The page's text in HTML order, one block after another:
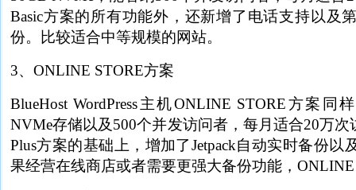
Basic方案的所有功能外，还新增了电话支持以及
份。比较适合中等规模的网站。
3、ONLINE STORE方案
BlueHost WordPress主机ONLINE STORE方案同
NVMe存储以及500个并发访问者，每月适合20万次
Plus方案的基础上，增加了Jetpack自动实时备份以
果经营在线商店或者需要更强大备份功能，